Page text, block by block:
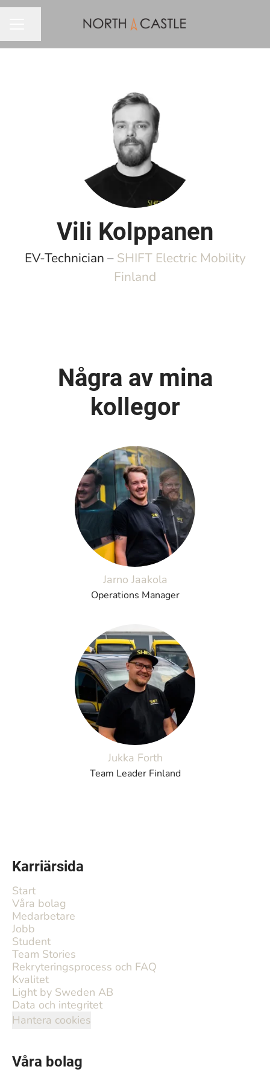
Vili Kolppanen
EV-Technician – SHIFT Electric Mobility
Finland
Några av mina
kollegor
Jarno Jaakola
Operations Manager
Jukka Forth
Team Leader Finland
Karriärsida
Start
Våra bolag
Medarbetare
Jobb
Student
Team Stories
Rekryteringsprocess och FAQ
Kvalitet
Light by Sweden AB
Data och integritet
Hantera cookies
Våra bolag